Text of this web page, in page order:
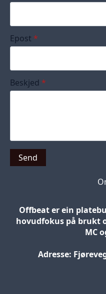
Epost *
Beskjed *
Send
Offbeat er ein
hovudfokus på brukt
MC
Adresse: